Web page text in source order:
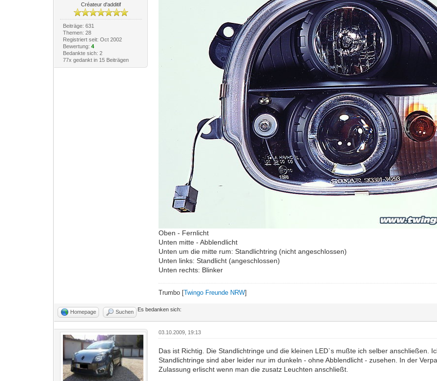
Créateur d'additif
Beiträge: 631
Themen: 28
Registriert seit: Oct 2002
Bewertung: 4
Bedankte sich: 2
77x gedankt in 15 Beiträgen
Oben - Fernlicht
Unten mitte - Abblendlicht
Unten um die mitte rum: Standlichtring (nicht angeschlossen)
Unten links: Standlicht (angeschlossen)
Unten rechts: Blinker
Trumbo [Twingo Freunde NRW]
Homepage Suchen Es bedanken sich:
03.10.2009, 19:13
Das ist Richtig. Die Standlichtringe und die kleinen LED`s mußte ich selber anschließen.
Standlichtringe sind aber leider nur im dunkeln - ohne Abblendlicht - zusehen. In der
Zulassung erlischt wenn man die zusatz Leuchten anschließt.